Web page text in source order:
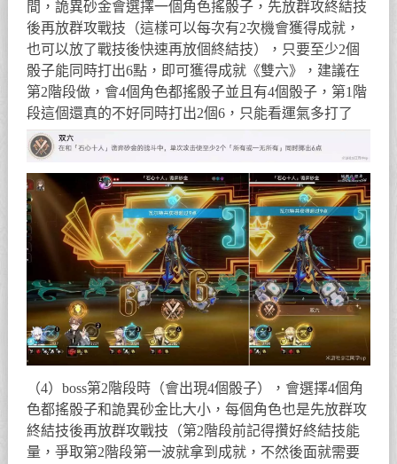
間，詭異砂金會選擇一個角色搖骰子，先放群攻終結技
後再放群攻戰技（這樣可以每次有2次機會獲得成就，
也可以放了戰技後快速再放個終結技），只要至少2個
骰子能同時打出6點，即可獲得成就《雙六》，建議在
第2階段做，會4個角色都搖骰子並且有4個骰子，第1階
段這個還真的不好同時打出2個6，只能看運氣多打了
（4）boss第2階段時（會出現4個骰子），會選擇4個角
色都搖骰子和詭異砂金比大小，每個角色也是先放群攻
終結技後再放群攻戰技（第2階段前記得攢好終結技能
量，爭取第2階段第一波就拿到成就，不然後面就需要